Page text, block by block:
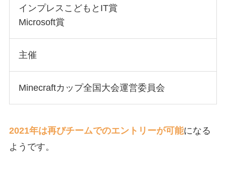
インプレスこどもとIT賞
Microsoft賞
主催
Minecraftカップ全国大会運営委員会
2021年は再びチームでのエントリーが可能になる
ようです。